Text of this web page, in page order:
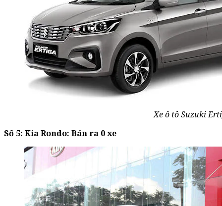
Xe ô tô Suzuki
Số 5: Kia Rondo: Bán ra 0 xe